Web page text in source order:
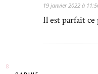
19 janvier 2022 à
Il est parfait